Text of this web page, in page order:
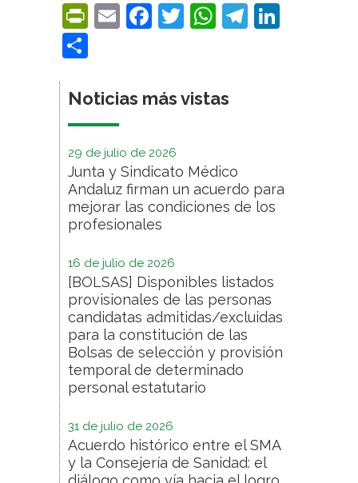
PrintFriendly
EmailFacebook
Twitter
WhatsApp
Noticias más vistas
29 de julio de 2026
Junta y Sindicato Médico
Andaluz firman un acuerdo para
mejorar las condiciones de los
profesionales
16 de julio de 2026
[BOLSAS] Disponibles listados
provisionales de las personas
candidatas admitidas/excluidas
para la constitución de las
Bolsas de selección y provisión
temporal de determinado
personal estatutario
31 de julio de 2026
Acuerdo histórico entre el SMA
y la Consejería de Sanidad: el